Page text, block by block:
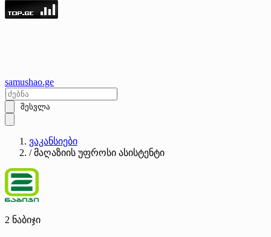
samushao.ge
შესვლა
ვაკანსიები
/ მაღაზიის უფროსი ასისტენტი
2 ნაბიჯი